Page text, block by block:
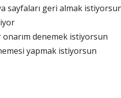
sayfaları geri almak
denemek istiyorsun
yapmak istiyorsun